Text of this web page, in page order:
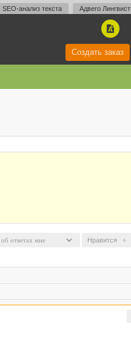
SEO-анализ текста Адвего Лингвист
A
Создать заказ
Нравится